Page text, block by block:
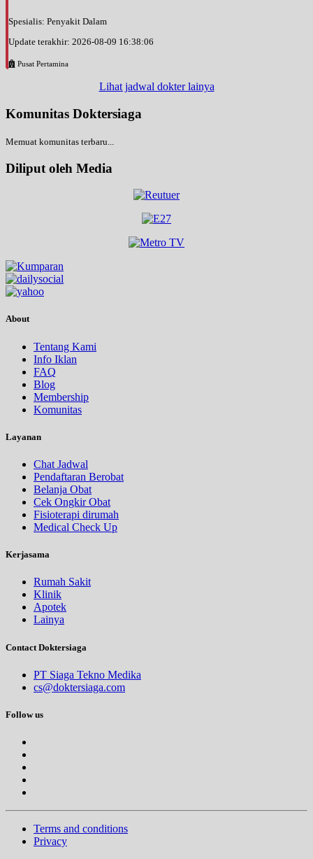
Spesialis: Penyakit Dalam
Update terakhir: 2026-08-09 16:38:06
Pusat Pertamina
Lihat jadwal dokter lainya
Komunitas Doktersiaga
Memuat komunitas terbaru...
Diliput oleh Media
About
Tentang Kami
Info Iklan
FAQ
Blog
Membership
Komunitas
Layanan
Chat Jadwal
Pendaftaran Berobat
Belanja Obat
Cek Ongkir Obat
Fisioterapi dirumah
Medical Check Up
Kerjasama
Rumah Sakit
Klinik
Apotek
Lainya
Contact Doktersiaga
PT Siaga Tekno Medika
cs@doktersiaga.com
Follow us
Terms and conditions
Privacy